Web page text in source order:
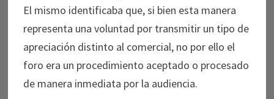
El mismo identificaba que, si bien esta manera
representa una voluntad por transmitir un tipo de
apreciación distinto al comercial, no por ello el
foro era un procedimiento aceptado o procesado
de manera inmediata por la audiencia.